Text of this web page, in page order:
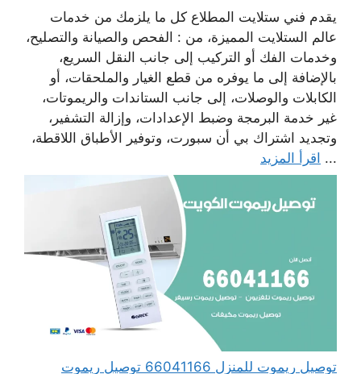
يقدم فني ستلايت المطلاع كل ما يلزمك من خدمات
عالم الستلايت المميزة، من : الفحص والصيانة والتصليح،
وخدمات الفك أو التركيب إلى جانب النقل السريع،
بالإضافة إلى ما يوفره من قطع الغيار والملحقات، أو
الكابلات والوصلات، إلى جانب الستاندات والريموتات،
غير خدمة البرمجة وضبط الإعدادات، وإزالة التشفير،
وتجديد اشتراك بي أن سبورت، وتوفير الأطباق اللاقطة،
... اقرأ المزيد
توصيل ريموت للمنزل 66041166 توصيل ريموت